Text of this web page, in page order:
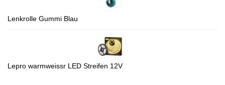
Lenkrolle Gummi Blau
Lepro warmweissr LED Streifen 12V